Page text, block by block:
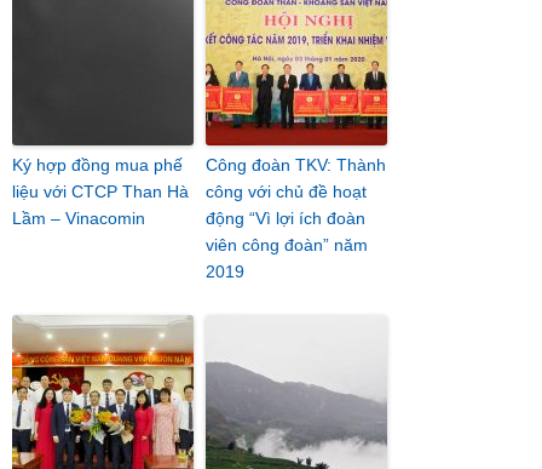
Ký hợp đồng mua phế
liệu với CTCP Than Hà
Lầm – Vinacomin
Công đoàn TKV: Thành
công với chủ đề hoạt
động “Vì lợi ích đoàn
viên công đoàn” năm
2019